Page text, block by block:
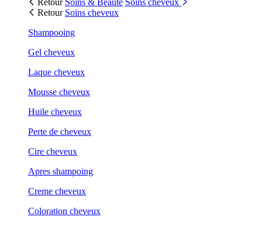
Retour Soins cheveux
Shampooing
Gel cheveux
Laque cheveux
Mousse cheveux
Huile cheveux
Perte de cheveux
Cire cheveux
Apres shampoing
Creme cheveux
Coloration cheveux